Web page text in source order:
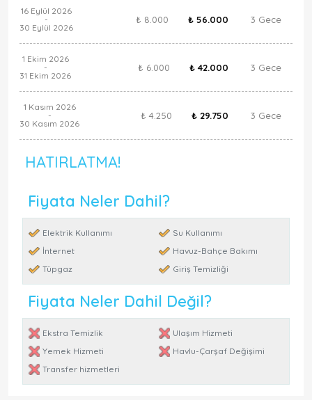
16 Eylül 2026
-
30 Eylül 2026
₺ 8.000 ₺ 56.000 3 Gece
1 Ekim 2026
-
31 Ekim 2026
₺ 6.000 ₺ 42.000 3 Gece
1 Kasım 2026
-
30 Kasım 2026
₺ 4.250 ₺ 29.750 3 Gece
HATIRLATMA!
Fiyata Neler Dahil?
Elektrik Kullanımı
Su Kullanımı
İnternet
Havuz-Bahçe Bakımı
Tüpgaz
Giriş Temizliği
Fiyata Neler Dahil Değil?
Ekstra Temizlik
Ulaşım Hizmeti
Yemek Hizmeti
Havlu-Çarşaf Değişimi
Transfer hizmetleri